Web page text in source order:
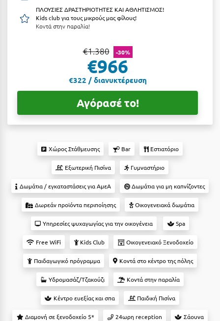
Αργολίδα
Αριδαία
Αστυπάλαια
Β
Βansko
Βραχάτι Κορινθίας
Βυτίνα
Ξενοδοχεία 3 Αστέρων
Ξενοδοχεία 5 Αστέρων
Κρουαζιέρες
Ενοικιαζόμενα Δωμάτια
Διαμερίσματα
Boutique Hotels
Ξενώνες
Camping
Δες όλες τις προσφορές
Δες όλα τα πακέτα διακοπών
ΠΛΟΥΣΙΕΣ ΔΡΑΣΤΗΡΙΟΤΗΤΕΣ ΚΑΙ ΑΘΛΗΤΙΣΜΟΣ!
Kids club για τους μικρούς μας φίλους!
Κοντά στην παραλία!
€1.380 -30%
€966
€322 / διανυκτέρευση
Αγόρασέ το!
Χώρος Στάθμευσης Bar Εστιατόριο
Εξωτερική Πισίνα Γυμναστήριο
Δωμάτια / εγκαταστάσεις για ΑμεΑ Δωμάτια για μη καπνίζοντες
Δωρεάν προϊόντα περιποίησης Οικογενειακά δωμάτια
Υπηρεσίες ψυχαγωγίας για την οικογένεια Spa
Free WiFi Kids Club Οικογενειακό Ξενοδοχείο
Παιδαγωγικό πρόγραμμα Κοντά στο κέντρο της πόλης
Υδρομασάζ/Τζακούζι Κοντά στην παραλία
Κέντρο ευεξίας και σπα Παιδική Πισίνα
Διαμονή σε ξενοδοχείο 5* 24ωρη reception Σάουνα